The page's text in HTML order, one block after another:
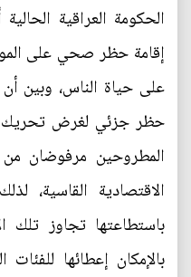
الحكومة العراقية
إقامة حظر صحي على
على حياة الناس، وبين
حظر جزئي لغرض تحريك
المطروحين مرفوضان من
الاقتصادية القاسية،
باستطاعتها تجاوز تلك
بالإمكان إعطائها